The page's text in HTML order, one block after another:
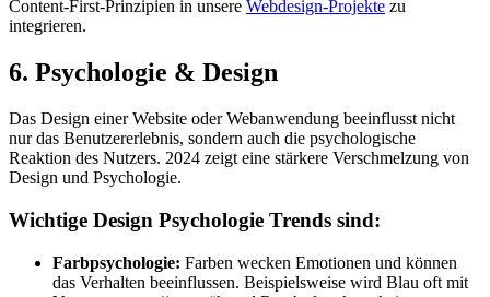
Content-First-Prinzipien in unsere Webdesign-Projekte zu
integrieren.
6. Psychologie & Design
Das Design einer Website oder Webanwendung beeinflusst nicht
nur das Benutzererlebnis, sondern auch die psychologische
Reaktion des Nutzers. 2024 zeigt eine stärkere Verschmelzung von
Design und Psychologie.
Wichtige Design Psychologie Trends sind:
Farbpsychologie: Farben wecken Emotionen und können
das Verhalten beeinflussen. Beispielsweise wird Blau oft mit